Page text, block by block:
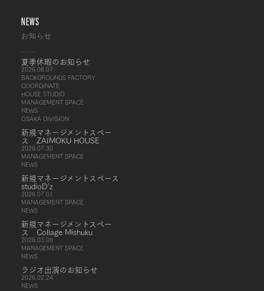
NEWS
お知らせ
夏季休暇のお知らせ
2026.08.07
BACKGROUNDS FACTORY
COORDINATE
HOUSE STUDIO
MANAGEMENT SPACE
NEWS
OSAKA DIVISION
新規マネージメントスペー
ス ZAIMOKU HOUSE
2026.07.30
MANAGEMENT SPACE
NEWS
新規マネージメントスペース
studioD’z
2026.07.01
MANAGEMENT SPACE
NEWS
新規マネージメントスペー
ス Collage Mishuku
2026.03.09
MANAGEMENT SPACE
NEWS
ラジオ出演のお知らせ
2026.02.24
NEWS